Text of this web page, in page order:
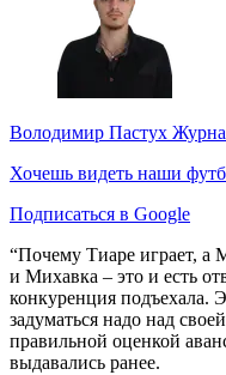
Володимир Пастух
Хочешь видеть наши
Подписаться в Google
“Почему Тиаре играет, а
и Михавка – это и есть
конкуренция подъехала.
задуматься надо над
правильной оценкой
выдавались ранее.